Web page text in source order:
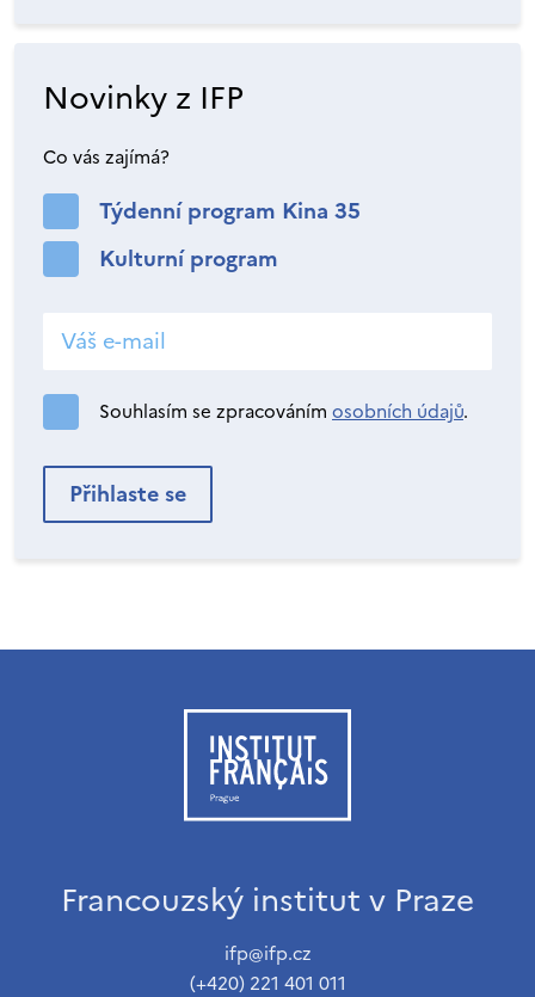
Novinky z IFP
Co vás zajímá?
Týdenní program Kina 35
Kulturní program
Souhlasím se zpracováním osobních údajů.
Francouzský institut v Praze
ifp@ifp.cz
(+420) 221 401 011